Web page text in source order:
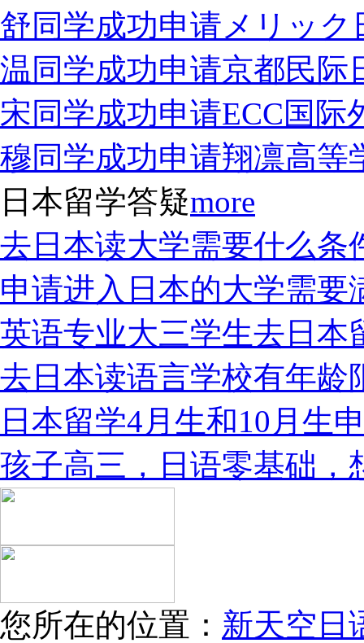
舒同学成功申请メリック
温同学成功申请京都民际
宋同学成功申请ECC国际
穆同学成功申请翔凛高等
日本留学答疑more
去日本读大学需要什么条
申请进入日本的大学需要
英语专业大三学生去日本
去日本读语言学校有年龄
日本留学4月生和10月生
孩子高三，日语零基础，
您所在的位置： 新天空日